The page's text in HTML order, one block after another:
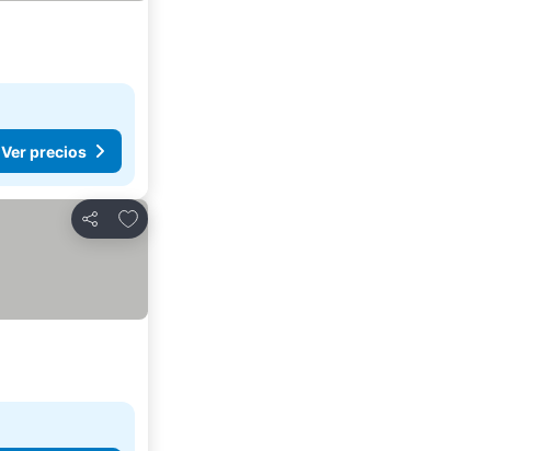
Ver precios
Compartir
Agregar a favoritos